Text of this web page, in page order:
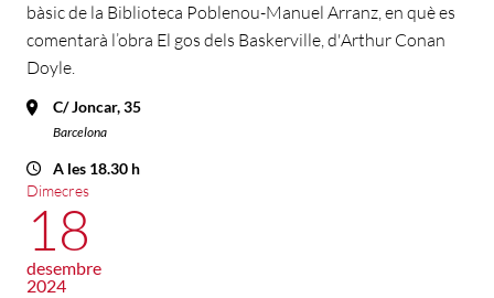
bàsic de la Biblioteca Poblenou-Manuel Arranz, en què es
comentarà l’obra El gos dels Baskerville, d'Arthur Conan
Doyle.
C/ Joncar, 35
Barcelona
A les 18.30 h
Dimecres
18
desembre
2024